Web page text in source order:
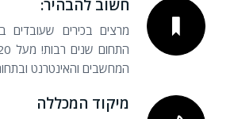
חשוב להבהיר:
מרצים בכירים שעובדים
המחשבים והאינטרנט
מיקוד המכללה